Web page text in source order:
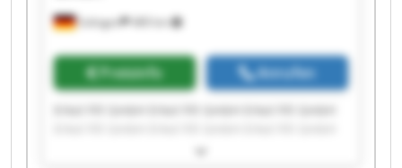
Solingen 489 km
Preisinfo Anrufen
Erkol Fill GmbH Erkol Fill GmbH Erkol Fill GmbH
Erkol Fill GmbH Erkol Fill GmbH Erkol Fill GmbH